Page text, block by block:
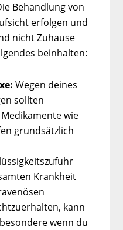
Behandlung von
erfolgen und
nicht Zuhause
beinhalten:
Wegen deines
sollten
wie
grundsätzlich
Krankheit
kann
wenn du